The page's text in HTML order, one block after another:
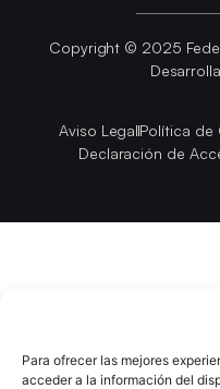
Para ofrecer las mejores
acceder a la información del
Copyright © 2025
Aviso LegalPolítica de
Declaración de